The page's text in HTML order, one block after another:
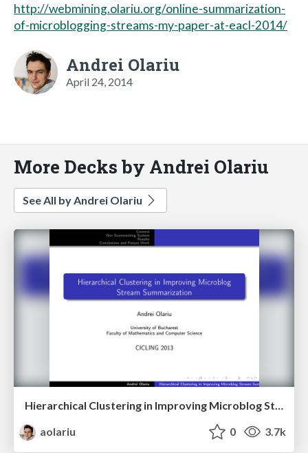
http://webmining.olariu.org/online-summarization-
of-microblogging-streams-my-paper-at-eacl-2014/
Andrei Olariu
April 24, 2014
More Decks by Andrei Olariu
See All by Andrei Olariu
Hierarchical Clustering in Improving Microblog Stream Summarization
aolariu
0 3.7k